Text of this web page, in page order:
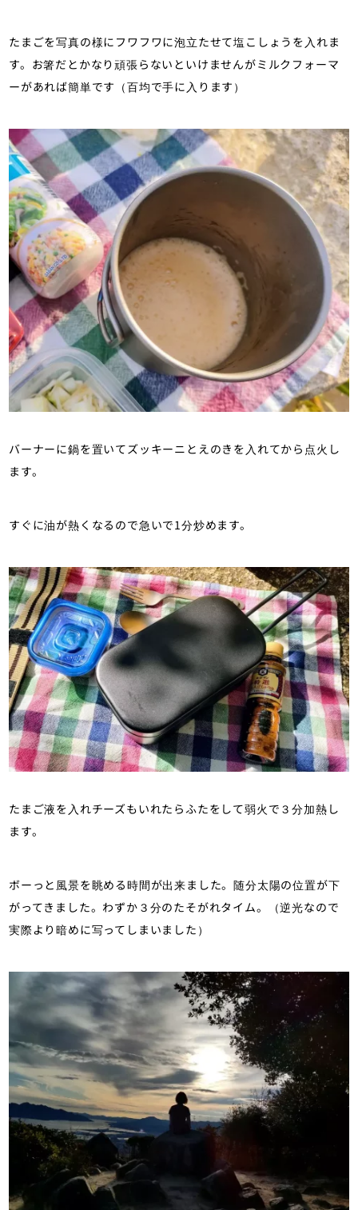
たまごを写真の様にフワフワに泡立たせて塩こしょうを入れま
す。お箸だとかなり頑張らないといけませんがミルクフォーマ
ーがあれば簡単です（百均で手に入ります）
バーナーに鍋を置いてズッキーニとえのきを入れてから点火し
ます。
すぐに油が熱くなるので急いで1分炒めます。
たまご液を入れチーズもいれたらふたをして弱火で３分加熱し
ます。
ボーっと風景を眺める時間が出来ました。随分太陽の位置が下
がってきました。わずか３分のたそがれタイム。（逆光なので
実際より暗めに写ってしまいました）